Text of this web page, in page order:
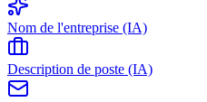
Nom de l'entreprise (IA)
Description de poste (IA)